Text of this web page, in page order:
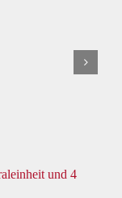
und 4